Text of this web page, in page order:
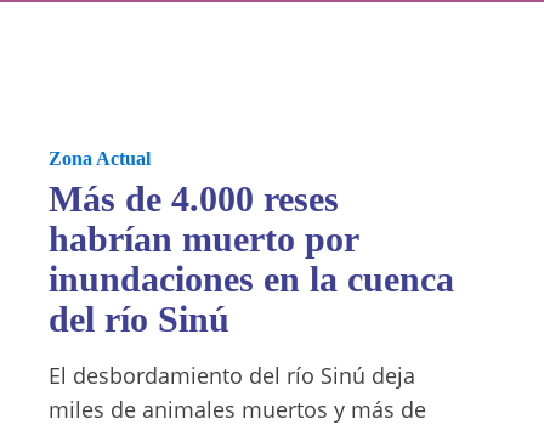
Zona Actual
Más de 4.000 reses
habrían muerto por
inundaciones en la cuenca
del río Sinú
El desbordamiento del río Sinú deja
miles de animales muertos y más de